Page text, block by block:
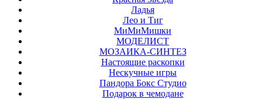
Ладья
Лео и Тиг
МиМиМишки
МОДЕЛИСТ
МОЗАИКА-СИНТЕЗ
Настоящие раскопки
Нескучные игры
Пандора Бокс Студио
Подарок в чемодане